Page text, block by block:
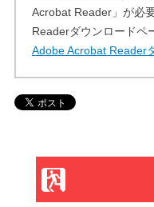
Acrobat Reader」が必
Readerダウンロードペ
Adobe Acrobat Reader